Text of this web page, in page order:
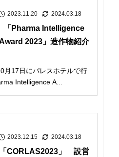
2023.11.20 2024.03.18
「Pharma Intelligence
2023」造作物紹介
月17日にパレスホテルで行
Intelligence A...
2023.12.15 2024.03.18
「CORLAS2023」 設営